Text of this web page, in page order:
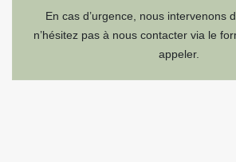
En cas d’urgence, nous intervenons
n’hésitez pas à nous contacter via le
appeler.